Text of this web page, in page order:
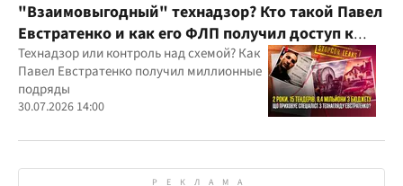
"Взаимовыгодный" технадзор? Кто такой Павел
Евстратенко и как его ФЛП получил доступ к
бюджетным миллионам?
Технадзор или контроль над схемой? Как
Павел Евстратенко получил миллионные
подряды
30.07.2026 14:00